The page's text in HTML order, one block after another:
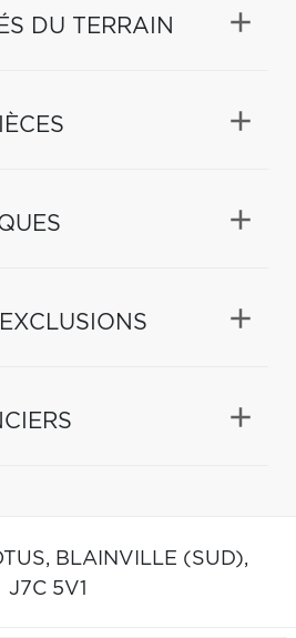
DU TERRAIN
BLAINVILLE (SUD),
J7C 5V1